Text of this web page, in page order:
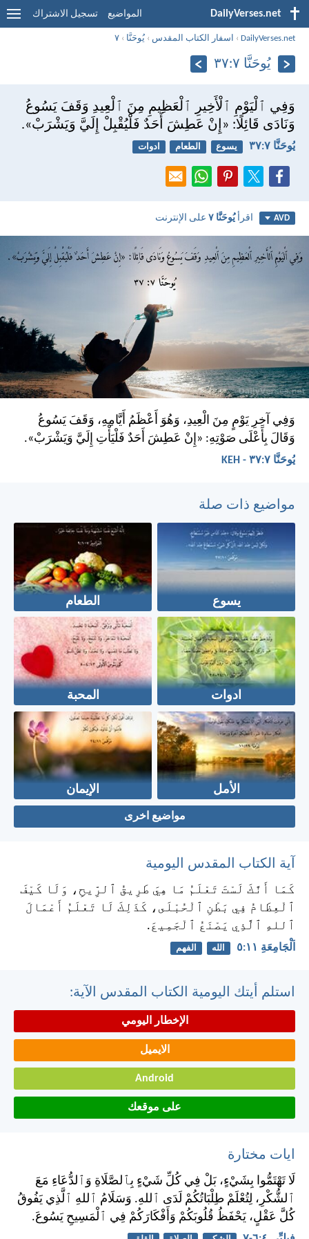
DailyVerses.net المواضيع تسجيل الاشتراك
DailyVerses.net
› اسفار الكتاب المقدس ›يُوحَنَّا ›٧
يُوحَنَّا ٧:‏٣٧
وَفِي ٱلْيَوْمِ ٱلْأَخِيرِ ٱلْعَظِيمِ مِنَ ٱلْعِيدِ وَقَفَ يَسُوعُ
وَنَادَى قَائِلًا: «إِنْ عَطِشَ أَحَدٌ فَلْيُقْبِلْ إِلَيَّ وَيَشْرَبْ».
يُوحَنَّا ٧:‏٣٧ يسوع الطعام ادوات
AVD اقرأيُوحَنَّا ٧ على الإنترنت
وَفِي آخِرِ يَوْمٍ مِنَ الْعِيدِ، وَهُوَ أَعْظَمُ أَيَّامِهِ، وَقَفَ يَسُوعُ
وَقَالَ بِأَعْلَى صَوْتِهِ: «إِنْ عَطِشَ أَحَدٌ فَلْيَأْتِ إِلَيَّ وَيَشْرَبْ».
يُوحَنَّا ٧:‏٣٧ - KEH
مواضيع ذات صلة
يسوع الطعام
ادوات المحبة
الأمل الإيمان
مواضيع اخرى
آية الكتاب المقدس اليومية
كَمَا أَنَّكَ لَسْتَ تَعْلَمُ مَا هِيَ طَرِيقُ ٱلرِّيحِ، وَلَا كَيْفَ
ٱلْعِظَامُ فِي بَطْنِ ٱلْحُبْلَى، كَذَلِكَ لَا تَعْلَمُ أَعْمَالَ
ٱللهِ ٱلَّذِي يَصْنَعُ ٱلْجَمِيعَ.
اَلْجَامِعَةِ ١١:‏٥ الله الفهم
استلم أيتك اليومية الكتاب المقدس الآية:
الإخطار اليومي
الايميل
Android
على موقعك
ايات مختارة
لَا تَهْتَمُّوا بِشَيْءٍ، بَلْ فِي كُلِّ شَيْءٍ بِٱلصَّلَاةِ وَٱلدُّعَاءِ مَعَ
ٱلشُّكْرِ، لِتُعْلَمْ طِلْبَاتُكُمْ لَدَى ٱللهِ. وَسَلَامُ ٱللهِ ٱلَّذِي يَفُوقُ
كُلَّ عَقْلٍ، يَحْفَظُ قُلُوبَكُمْ وَأَفْكَارَكُمْ فِي ٱلْمَسِيحِ يَسُوعَ.